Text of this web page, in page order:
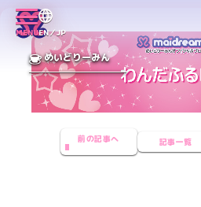
MENUEN／JP
めいどりーみん
前の記事へ 記事一覧